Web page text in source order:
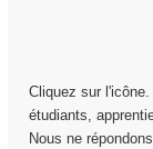
Cliquez sur
étudiants,
Nous ne